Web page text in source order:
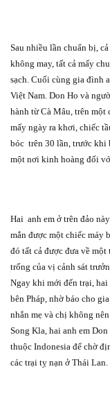
Sau nhiều lần chuẩn bị,
không may, tất cả mấy
sạch. Cuối cùng gia đình
Việt Nam. Don Ho và
hành từ Cà Mâu, trên một
mấy ngày ra khơi, chiếc
bóc trên 30 lần, trước khi
một nơi kinh hoàng đối
Hai anh em ở trên đảo
mắn được một chiếc máy
đó tất cả được đưa về
trống của vị cảnh sát
Ngay khi mới đến trại, hai
bên Pháp, nhờ báo cho
nhắn mẹ và chị không
Song Kla, hai anh em
thuộc Indonesia để chờ
các trại tỵ nạn ở Thái Lan.